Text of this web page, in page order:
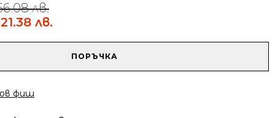
лв.
лв.
ПОРЪЧКА
фиш